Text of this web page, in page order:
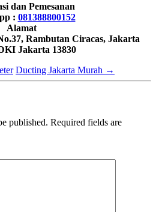
dan Pemesanan
: 081388800152
Alamat
Rambutan Ciracas, Jakarta
Jakarta 13830
Ducting Jakarta Murah →
published. Required fields are